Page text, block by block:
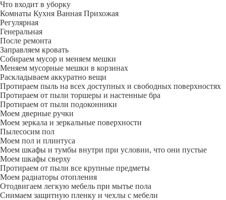
Что входит в уборку
Регу­лярная
Гене­ральная
После ремонта
Заправляем кровать
Собираем мусор и меняем мешки
Меняем мусорные мешки в корзинах
Раскладываем аккуратно вещи
Протираем пыль на всех доступных и свободных поверхностях
Протираем от пыли торшеры и настенные бра
Протираем от пыли подоконники
Моем дверные ручки
Моем зеркала и зеркальные поверхности
Пылесосим пол
Моем пол и плинтуса
Моем шкафы и тумбы внутри при условии, что они пустые
Моем шкафы сверху
Протираем от пыли все крупные предметы
Моем радиаторы отопления
Отодвигаем легкую мебель при мытье пола
Снимаем защитную пленку и чехлы с мебели